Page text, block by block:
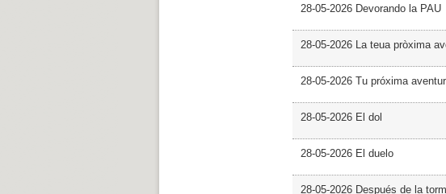
28-05-2026 Devorando la PAU
28-05-2026 La teua pròxima
28-05-2026 Tu próxima
28-05-2026 El dol
28-05-2026 El duelo
28-05-2026 Después de la